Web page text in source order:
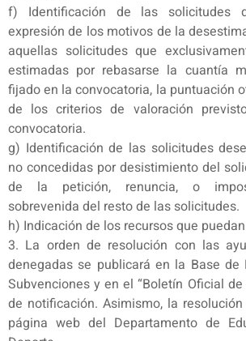
f) Identificación de las solicitudes
expresión de los motivos de la
aquellas solicitudes que
estimadas por rebasarse la cuantía
fijado en la convocatoria, la puntuación
de los criterios de valoración
convocatoria.
g) Identificación de las solicitudes
no concedidas por desistimiento del
de la petición, renuncia, o
sobrevenida del resto de las solicitudes.
h) Indicación de los recursos que
3. La orden de resolución con las
denegadas se publicará en la Base de
Subvenciones y en el “Boletín Oficial
de notificación. Asimismo, la
página web del Departamento de